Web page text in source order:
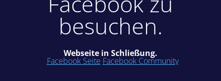
besuchen.
Webseite in Schließung.
Facebook Seite Facebook Community